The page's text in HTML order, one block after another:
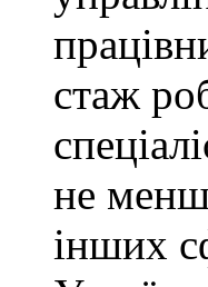
стаж
не
інших